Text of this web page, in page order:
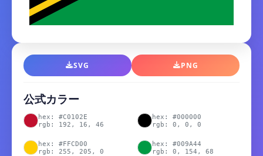
SVG PNG
公式カラー
hex: #C0102E
rgb: 192, 16, 46
hex: #000000
rgb: 0, 0, 0
hex: #FFCD00
rgb: 255, 205, 0
hex: #009A44
rgb: 0, 154, 68